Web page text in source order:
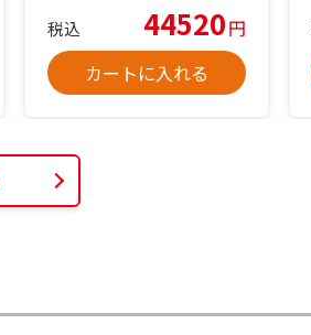
税込 44520円
カートに入れる